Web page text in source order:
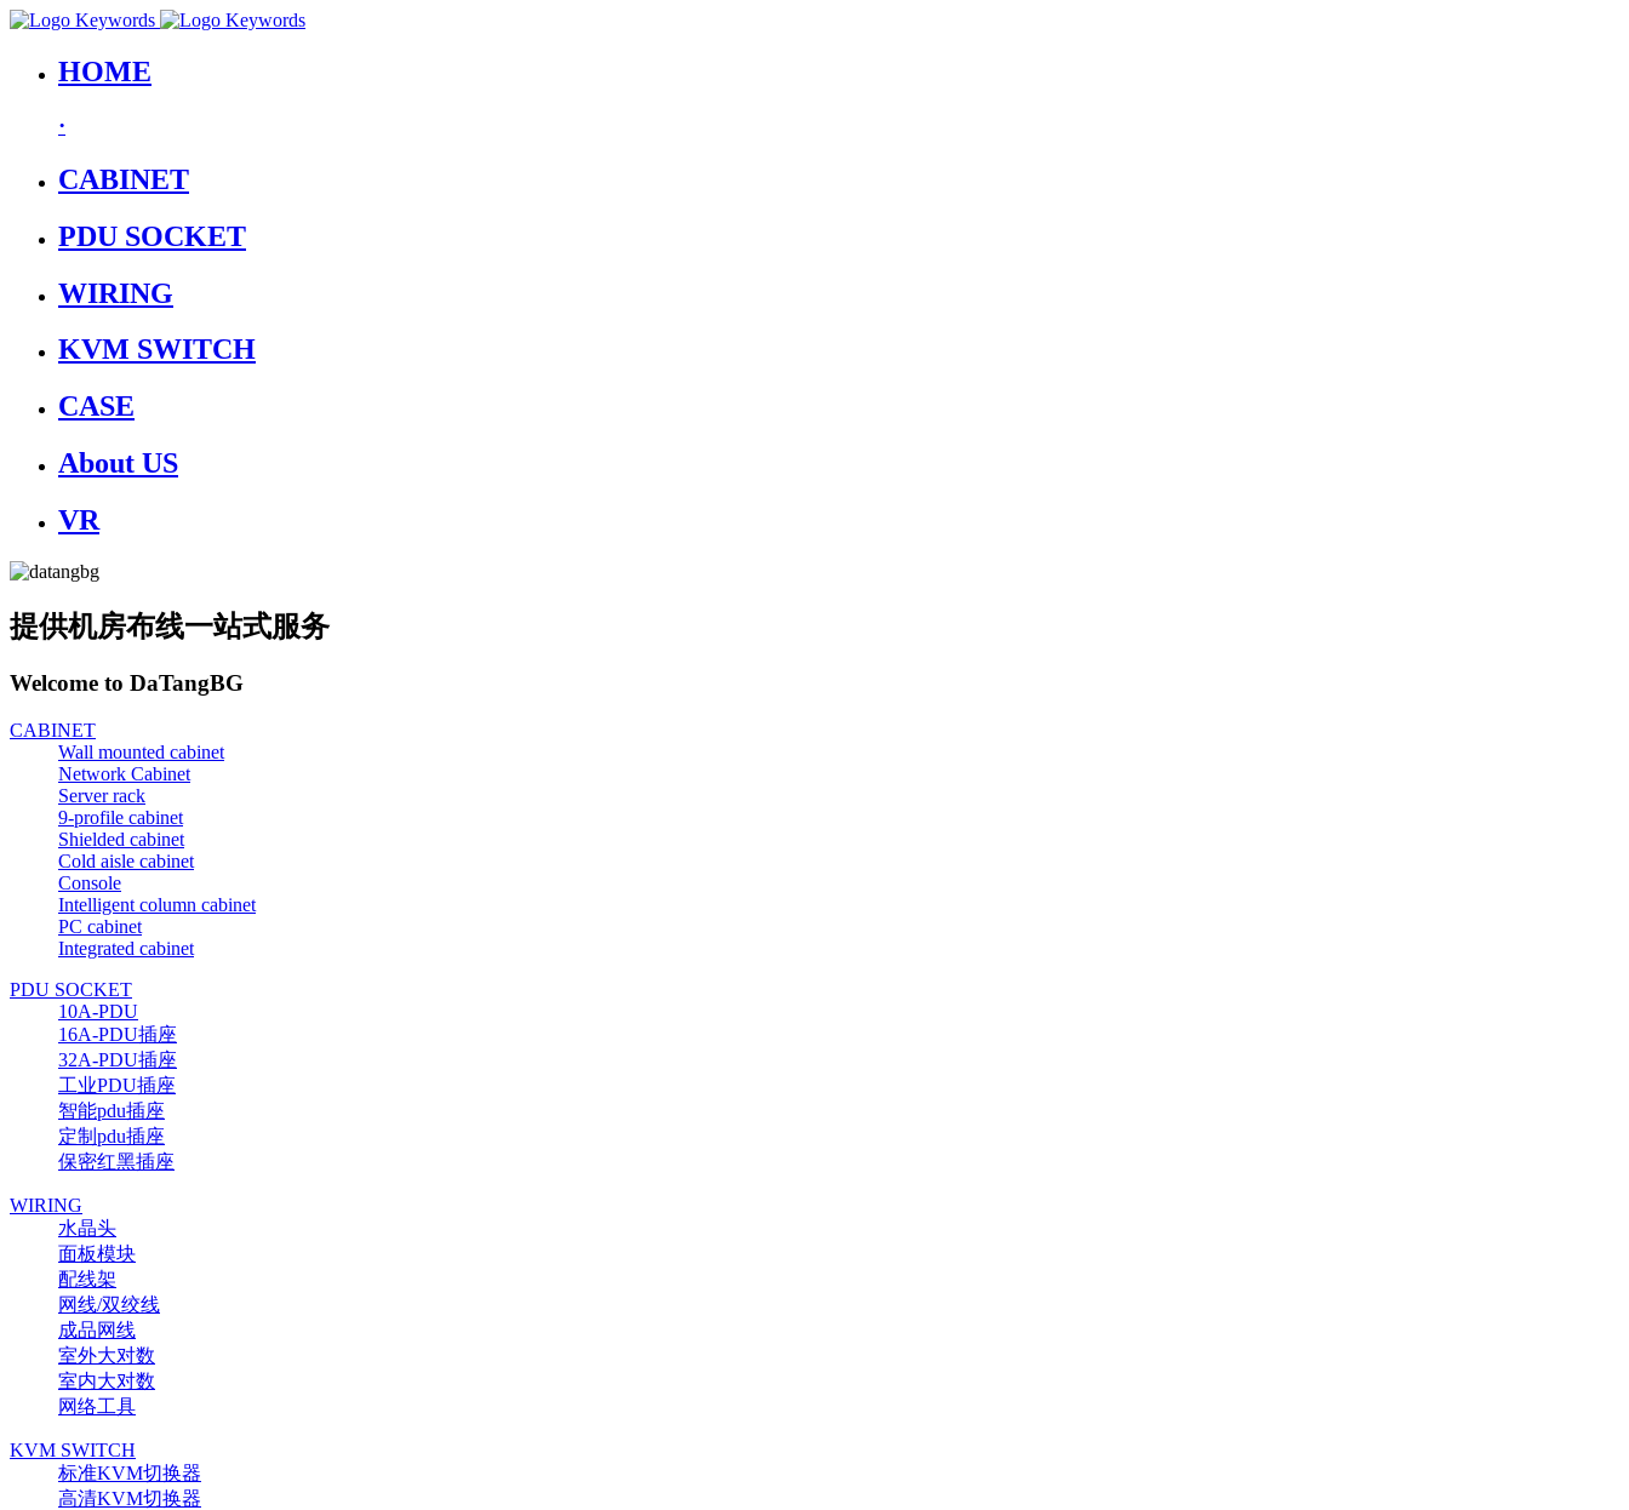
HOME
·
CABINET
PDU SOCKET
WIRING
KVM SWITCH
CASE
About US
VR
提供机房布线一站式服务
Welcome to DaTangBG
CABINET
Wall mounted cabinet
Network Cabinet
Server rack
9-profile cabinet
Shielded cabinet
Cold aisle cabinet
Console
Intelligent column cabinet
PC cabinet
Integrated cabinet
PDU SOCKET
10A-PDU
16A-PDU插座
32A-PDU插座
工业PDU插座
智能pdu插座
定制pdu插座
保密红黑插座
WIRING
水晶头
面板模块
配线架
网线/双绞线
成品网线
室外大对数
室内大对数
网络工具
KVM SWITCH
标准KVM切换器
高清KVM切换器